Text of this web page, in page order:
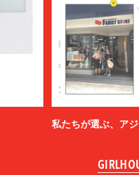
私たちが選ぶ、ア